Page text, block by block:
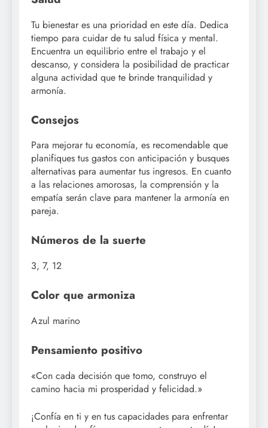
Tu bienestar es una prioridad en este día. Dedica
tiempo para cuidar de tu salud física y mental.
Encuentra un equilibrio entre el trabajo y el
descanso, y considera la posibilidad de practicar
alguna actividad que te brinde tranquilidad y
armonía.
Consejos
Para mejorar tu economía, es recomendable que
planifiques tus gastos con anticipación y busques
alternativas para aumentar tus ingresos. En cuanto
a las relaciones amorosas, la comprensión y la
empatía serán clave para mantener la armonía en
pareja.
Números de la suerte
3, 7, 12
Color que armoniza
Azul marino
Pensamiento positivo
«Con cada decisión que tomo, construyo el
camino hacia mi prosperidad y felicidad.»
¡Confía en ti y en tus capacidades para enfrentar